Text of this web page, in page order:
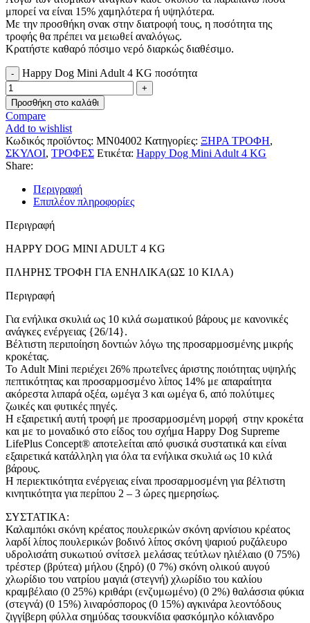
μπορεί να είναι 15% χαμηλότερα ή υψηλότερα.
Με την προσθήκη σνακ στην διατροφή τους, η ποσότητα της
τροφής θα πρέπει να μειωθεί αναλόγως.
Κρατήστε καθαρό πόσιμο νερό διαρκώς διαθέσιμο.
Happy Dog Mini Adult 4 KG ποσότητα
Προσθήκη στο καλάθι
Compare
Add to wishlist
Κωδικός προϊόντος: MN04002 Κατηγορίες: ΞΗΡΑ ΤΡΟΦΗ,
ΣΚΥΛΟΙ, ΤΡΟΦΕΣ Ετικέτα: Happy Dog Mini Adult 4 KG
Share:
Περιγραφή
Επιπλέον πληροφορίες
Περιγραφή
HAPPY DOG MINI ADULT 4 KG
ΠΛΗΡΗΣ ΤΡΟΦΗ ΓΙΑ ΕΝΗΛΙΚΑ(ΩΣ 10 ΚΙΛΑ)
Περιγραφή
Για ενήλικα σκυλιά ως 10 κιλά σωματικού βάρους με κανονικές
ανάγκες ενέργειας {26/14}.
Βέλτιστη περιποίηση δοντιών λόγω της προσαρμοσμένης μικρής
κροκέτας.
Το Adult Mini περιέχει 26% πρωτεΐνες άριστης ποιότητας υψηλής
πεπτικότητας και προσαρμοσμένο λίπος 14% με απαραίτητα
ακόρεστα λιπαρά οξέα, ωμέγα 3 και ωμέγα 6, από πολύτιμες
ζωικές και φυτικές πηγές.
Η εξαιρετική αυτή τροφή με προσαρμοσμένη μορφή στην κροκέτα
και με το μοναδικό στο είδος του σχήμα Happy Dog Supreme
LifePlus Concept® αποτελείται από φυσικά συστατικά και είναι
εξαιρετικά κατάλληλη για όλα τα ενήλικα σκυλιά ως 10 κιλά
βάρους.
Η περιεκτικότητα ενέργειας είναι προσαρμοσμένη για βέλτιστη
κινητικότητα για περίπου 2 – 3 ώρες ημερησίως.
ΣΥΣΤΑΤΙΚΑ:
Καλαμπόκι σκόνη κρέατος πουλερικών σκόνη αρνίσιου κρέατος
λαρδί λίπος πουλερικών βοδινό λίπος σκόνη ψαριού ρυζάλευρο
υδρολισάτη συκωτιού σνίτσελ μελάσας τεύτλων ηλιέλαιο (0 75%)
τρέστερ (βρύτεα) μήλου (ξηρό) (0 7%) σκόνη ολικού αυγού
χλωρίδιο του νατρίου μαγιά (στεγνή) χλωρίδιο του καλίου
κραμβέλαιο (0 25%) κριθάρι (ενζυμωμένο) (0 2%) θαλάσσια φύκια
(στεγνά) (0 15%) λιναρόσπορος (0 15%) αγκινάρα λεοντόδους
ζιγγίβερη φύλλα σημύδας τσουκνίδια φασκόμηλο κόλιανδρο